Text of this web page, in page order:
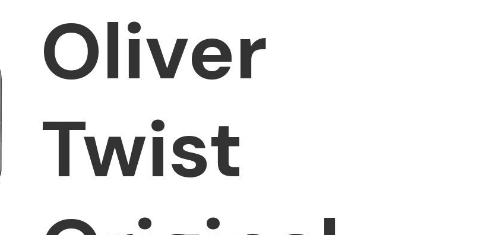
Oliver
Twist